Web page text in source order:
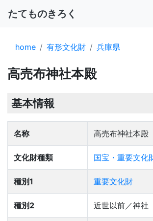
たてものきろく
home 有形文化財 兵庫県
高売布神社本殿
基本情報
名称 高売布神社本殿
文化財種類 国宝・重要文化
種別1 重要文化財
種別2 近世以前／神社